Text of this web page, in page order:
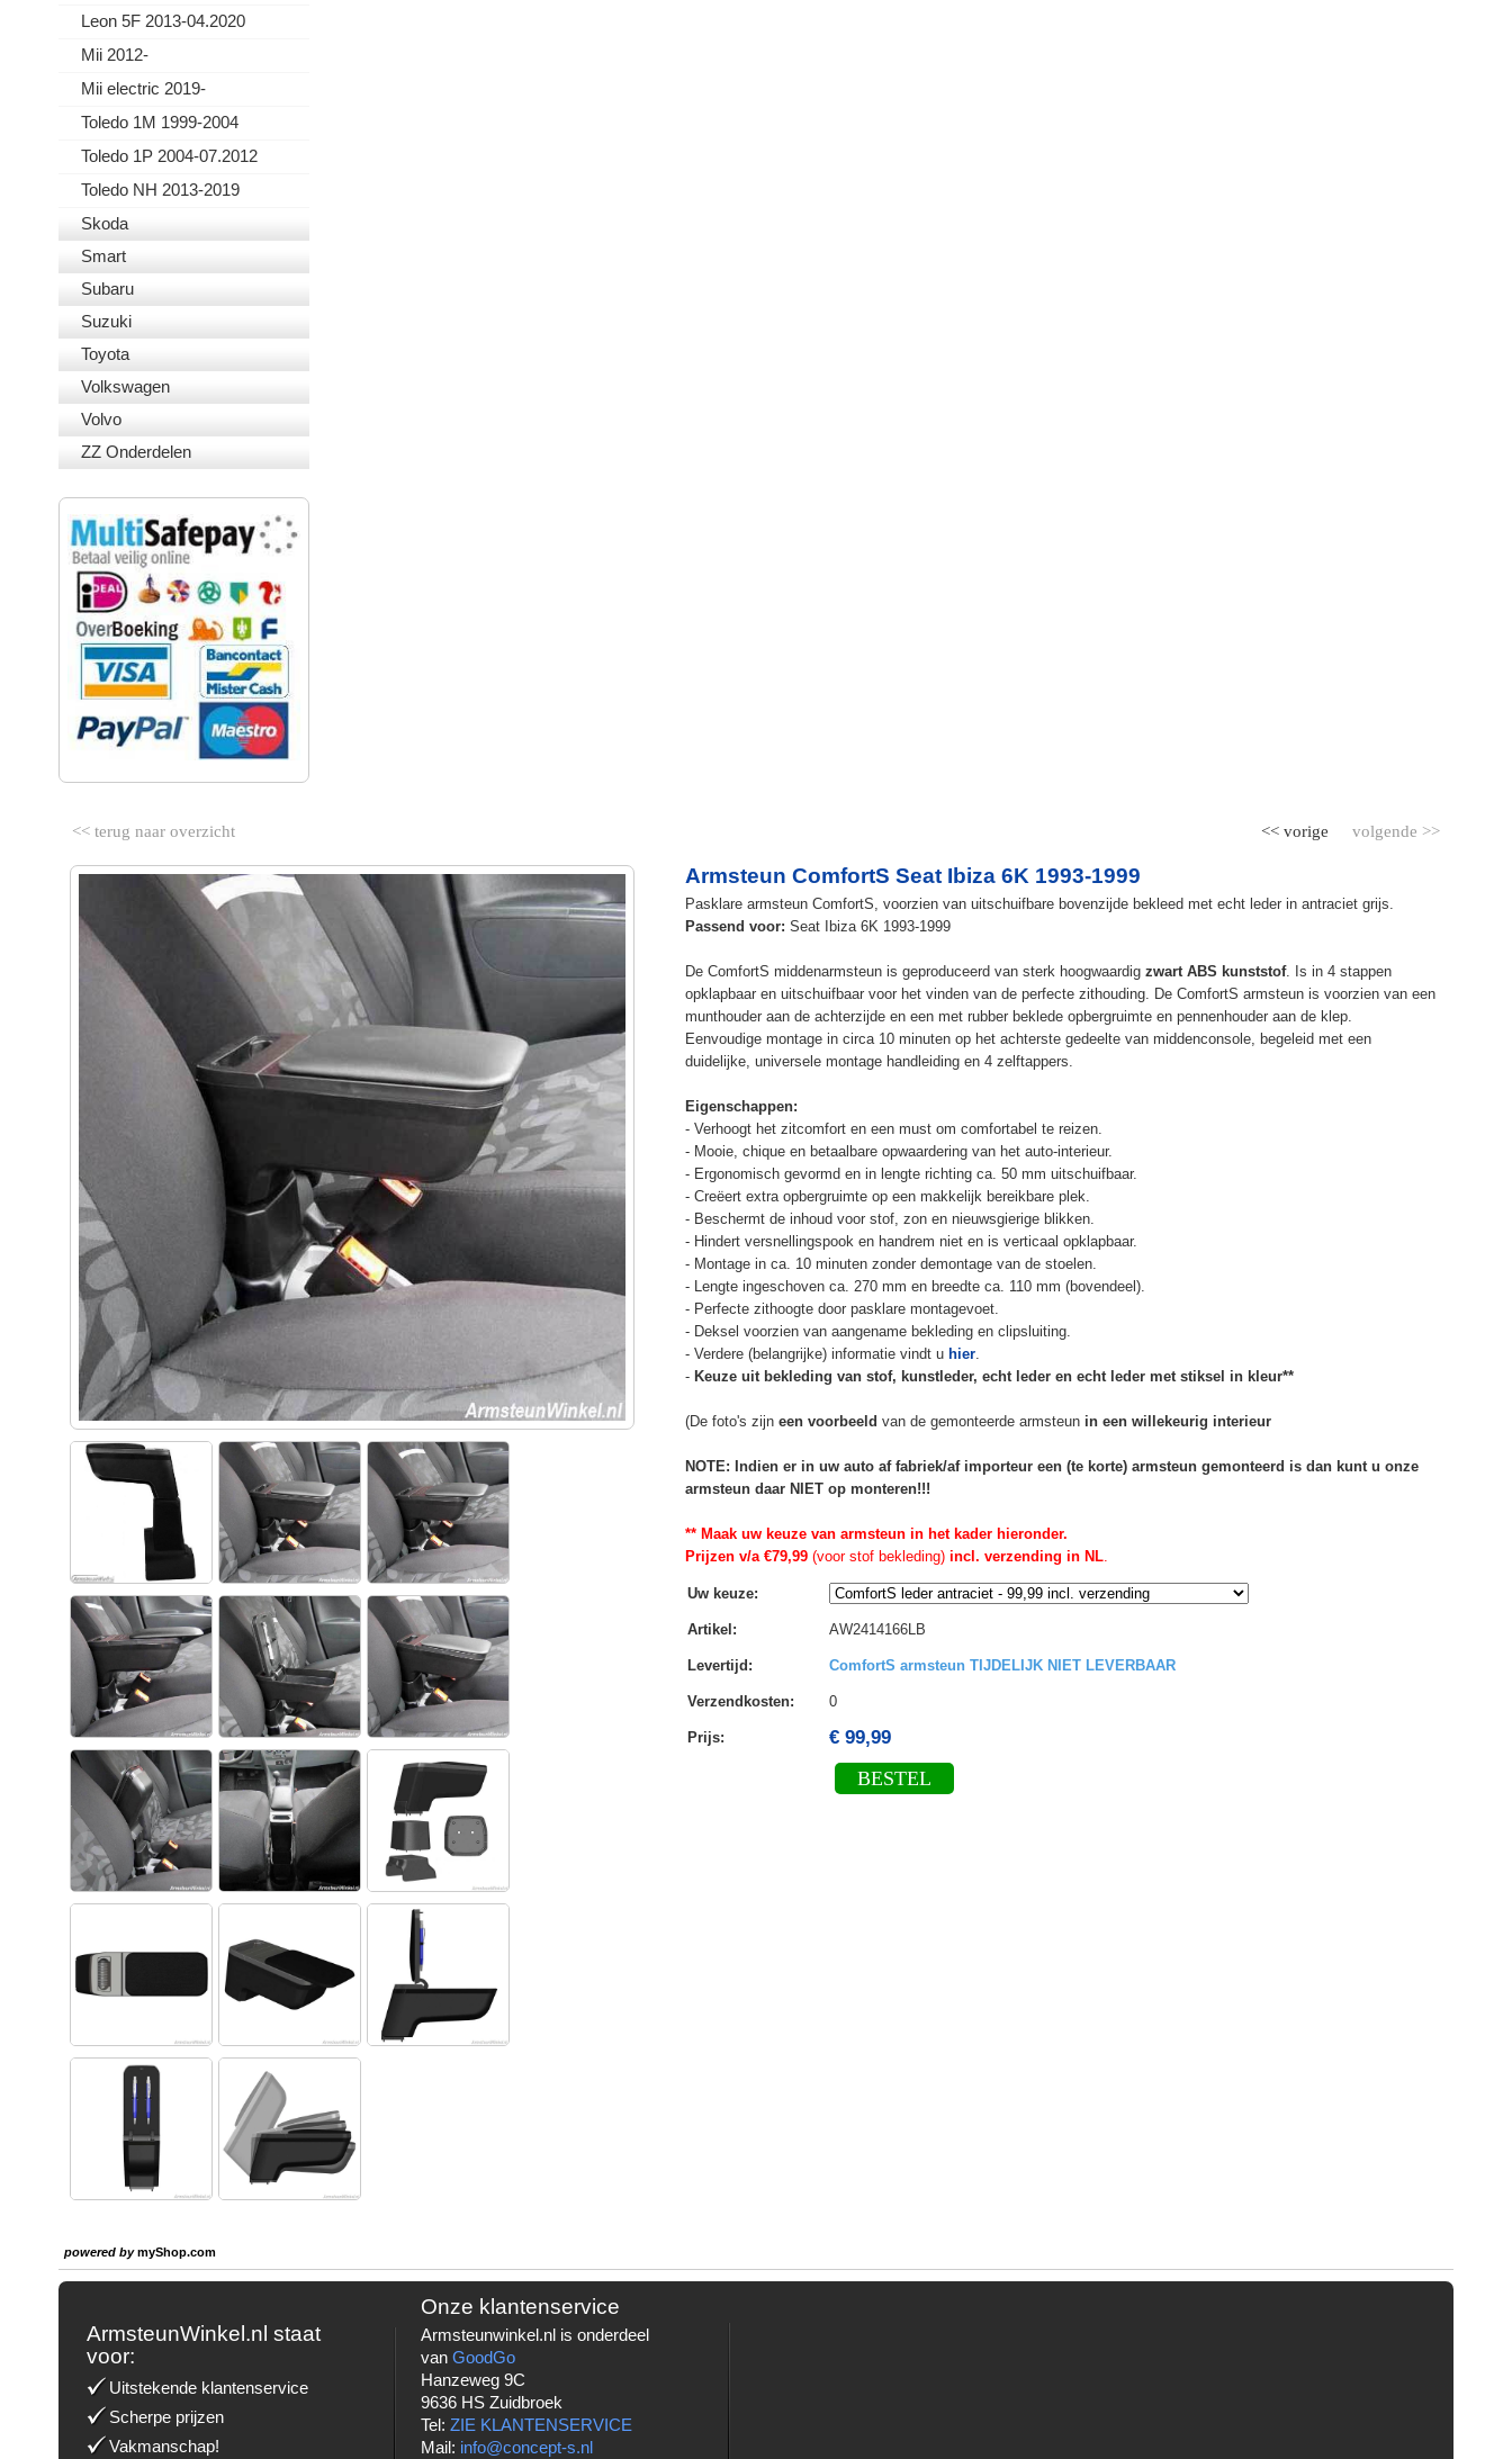
Leon 5F 2013-04.2020
Mii 2012-
Mii electric 2019-
Toledo 1M 1999-2004
Toledo 1P 2004-07.2012
Toledo NH 2013-2019
Skoda
Smart
Subaru
Suzuki
Toyota
Volkswagen
Volvo
ZZ Onderdelen
<< terug naar overzicht volgende >>
<< vorige
Armsteun ComfortS Seat Ibiza 6K 1993-1999
Pasklare armsteun ComfortS, voorzien van uitschuifbare bovenzijde bekleed met echt leder in antraciet grijs.
Passend voor: Seat Ibiza 6K 1993-1999
De ComfortS middenarmsteun is geproduceerd van sterk hoogwaardig zwart ABS kunststof. Is in 4 stappen
opklapbaar en uitschuifbaar voor het vinden van de perfecte zithouding. De ComfortS armsteun is voorzien van een
munthouder aan de achterzijde en een met rubber beklede opbergruimte en pennenhouder aan de klep.
Eenvoudige montage in circa 10 minuten op het achterste gedeelte van middenconsole, begeleid met een
duidelijke, universele montage handleiding en 4 zelftappers.
Eigenschappen:
- Verhoogt het zitcomfort en een must om comfortabel te reizen.
- Mooie, chique en betaalbare opwaardering van het auto-interieur.
- Ergonomisch gevormd en in lengte richting ca. 50 mm uitschuifbaar.
- Creëert extra opbergruimte op een makkelijk bereikbare plek.
- Beschermt de inhoud voor stof, zon en nieuwsgierige blikken.
- Hindert versnellingspook en handrem niet en is verticaal opklapbaar.
- Montage in ca. 10 minuten zonder demontage van de stoelen.
- Lengte ingeschoven ca. 270 mm en breedte ca. 110 mm (bovendeel).
- Perfecte zithoogte door pasklare montagevoet.
- Deksel voorzien van aangename bekleding en clipsluiting.
- Verdere (belangrijke) informatie vindt u hier.
- Keuze uit bekleding van stof, kunstleder, echt leder en echt leder met stiksel in kleur**
(De foto's zijn een voorbeeld van de gemonteerde armsteun in een willekeurig interieur
NOTE: Indien er in uw auto af fabriek/af importeur een (te korte) armsteun gemonteerd is dan kunt u onze
armsteun daar NIET op monteren!!!
** Maak uw keuze van armsteun in het kader hieronder.
Prijzen v/a €79,99(voor stof bekleding)incl. verzending in NL.
Uw keuze:
Artikel : AW2414166LB
Levertijd : ComfortS armsteun TIJDELIJK NIET LEVERBAAR
Verzendkosten: 0
Prijs: € 99,99
BESTEL
powered bymyShop.com
ArmsteunWinkel.nl staat
voor:
Uitstekende klantenservice
Scherpe prijzen
Vakmanschap!
Onze klantenservice
Armsteunwinkel.nl is onderdeel
vanGoodGo
Hanzeweg 9C
9636 HS Zuidbroek
Tel:ZIE KLANTENSERVICE
Mail: info@concept-s.nl